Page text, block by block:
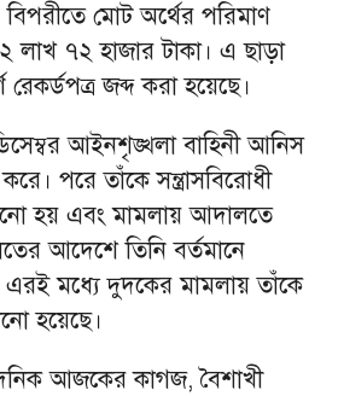
মোট অর্থের পরিমাণ
লাখ ৭২ হাজার টাকা। এ ছাড়া
জব্দ করা হয়েছে।
আইনশৃঙ্খলা বাহিনী আনিস
পরে তাঁকে সন্ত্রাসবিরোধী
হয় এবং মামলায় আদালতে
আদেশে তিনি বর্তমানে
এরই মধ্যে দুদকের মামলায় তাঁকে
হয়েছে।
আজকের কাগজ, বৈশাখী